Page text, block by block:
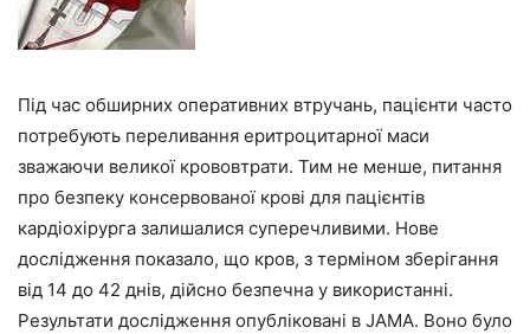
Під час обширних оперативних втручань, пацієнти часто
потребують переливання еритроцитарної маси
зважаючи великої крововтрати. Тим не менше, питання
про безпеку консервованої крові для пацієнтів
кардіохірурга залишалися суперечливими. Нове
дослідження показало, що кров, з терміном зберігання
від 14 до 42 днів, дійсно безпечна у використанні.
Результати дослідження опубліковані в JAMA. Воно було